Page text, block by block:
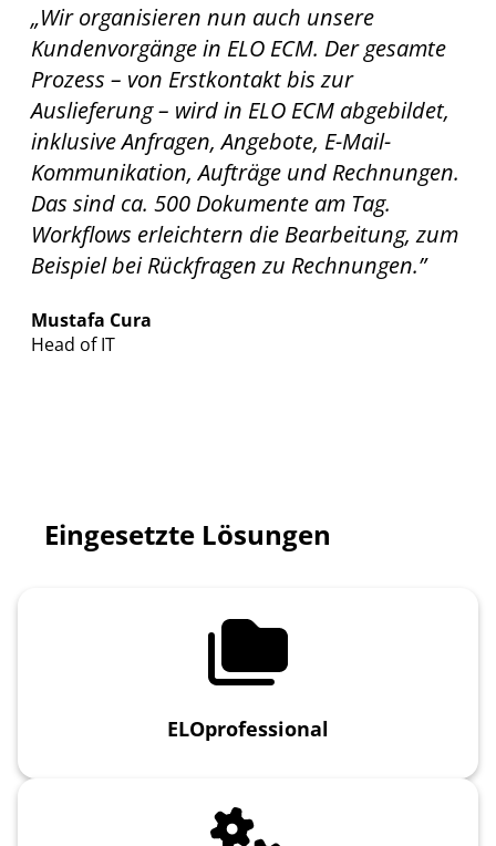
„Wir organisieren nun auch unsere
Kundenvorgänge in ELO ECM. Der gesamte
Prozess – von Erstkontakt bis zur
Auslieferung – wird in ELO ECM abgebildet,
inklusive Anfragen, Angebote, E-Mail-
Kommunikation, Aufträge und Rechnungen.
Das sind ca. 500 Dokumente am Tag.
Workflows erleichtern die Bearbeitung, zum
Beispiel bei Rückfragen zu Rechnungen.”
Mustafa Cura
Head of IT
Eingesetzte Lösungen
ELOprofessional